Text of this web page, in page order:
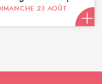
23 AOÛT